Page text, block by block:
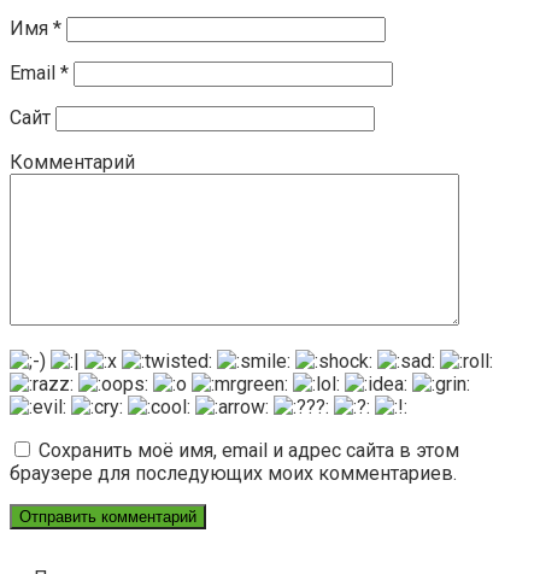
Имя *
Email *
Сайт
Комментарий
Сохранить моё имя, email и адрес сайта в этом
браузере для последующих моих комментариев.